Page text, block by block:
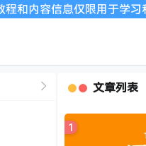
容信息仅限用于学习和
文章列表
1